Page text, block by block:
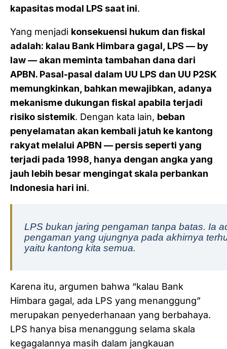
kapasitas modal LPS saat ini.
Yang menjadi konsekuensi hukum dan fiskal
adalah: kalau Bank Himbara gagal, LPS — by
law — akan meminta tambahan dana dari
APBN. Pasal-pasal dalam UU LPS dan UU P2SK
memungkinkan, bahkan mewajibkan, adanya
mekanisme dukungan fiskal apabila terjadi
risiko sistemik. Dengan kata lain, beban
penyelamatan akan kembali jatuh ke kantong
rakyat melalui APBN — persis seperti yang
terjadi pada 1998, hanya dengan angka yang
jauh lebih besar mengingat skala perbankan
Indonesia hari ini.
LPS bukan jaring pengaman tanpa batas. Ia
pengaman yang ujungnya pada akhirnya
yaitu kantong kita semua.
Karena itu, argumen bahwa “kalau Bank
Himbara gagal, ada LPS yang menanggung”
merupakan penyederhanaan yang berbahaya.
LPS hanya bisa menanggung selama skala
kegagalannya masih dalam jangkauan